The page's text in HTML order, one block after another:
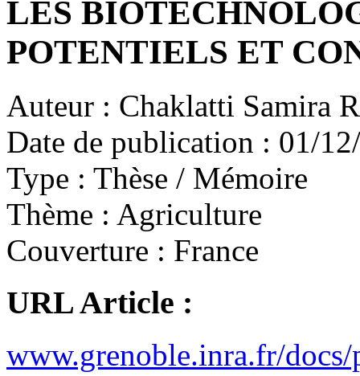
LES
POTENTIELS ET
Auteur : Chaklatti Samira
Date de publication : 01/
Type : Thèse / Mémoire
Thème : Agriculture
Couverture : France
URL Article :
www.grenoble.inra.fr/